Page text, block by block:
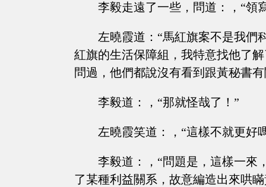
李毅走遠了一些，問道：，“領
左曉霞道：“馬紅旗案不是我們
紅旗的生活保障組，我特意找他了
問過，他們都說沒有看到跟黃秘書
李毅道：，“那就怪哉了！”
左曉霞笑道：，“這樣不就更好
李毅道：，“問題是，這樣一來
了某種利益關系，故意編造出來哄